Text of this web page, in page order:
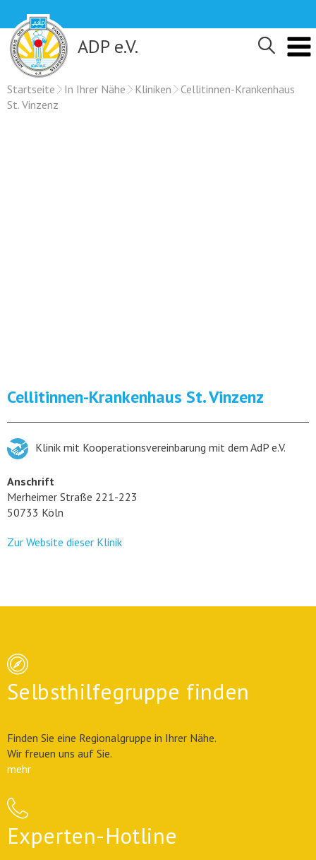
content
ADP e.V.
Startseite In Ihrer Nähe Kliniken
Cellitinnen-Krankenhaus
St. Vinzenz
Cellitinnen-Krankenhaus St. Vinzenz
Klinik mit Kooperationsvereinbarung mit dem AdP e.V.
Anschrift
Merheimer Straße 221-223
50733 Köln
Zur Website dieser Klinik
Selbsthilfegruppe finden
Finden Sie eine Regionalgruppe in Ihrer Nähe.
Wir freuen uns auf Sie.
mehr
Experten-Hotline